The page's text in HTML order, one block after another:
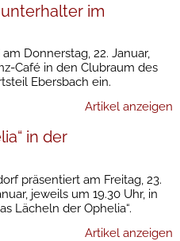
im
Donnerstag, 22. Januar,
Café in den Clubraum des
Ebersbach ein.
Artikel anzeigen
in der
präsentiert am Freitag, 23.
jeweils um 19.30 Uhr, in
Lächeln der Ophelia“.
Artikel anzeigen